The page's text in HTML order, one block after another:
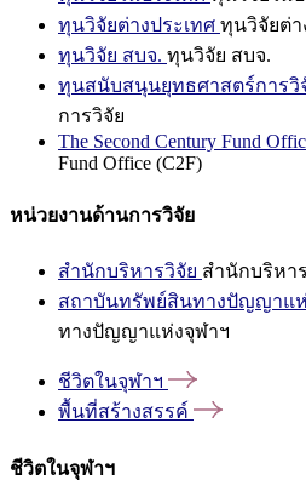
ทุนวิจัยต่างประเทศ ทุนวิจัยต่า
ทุนวิจัย สบจ. ทุนวิจัย สบจ.
ทุนสนับสนุนยุทธศาสตร์การวิ
การวิจัย
The Second Century Fund
Fund Office (C2F)
หน่วยงานด้านการวิจัย
สำนักบริหารวิจัย สำนักบริหา
สถาบันทรัพย์สินทางปัญญาแ
ทางปัญญาแห่งจุฬาฯ
ชีวิตในจุฬาฯ
พื้นที่สร้างสรรค์
ชีวิตในจุฬาฯ